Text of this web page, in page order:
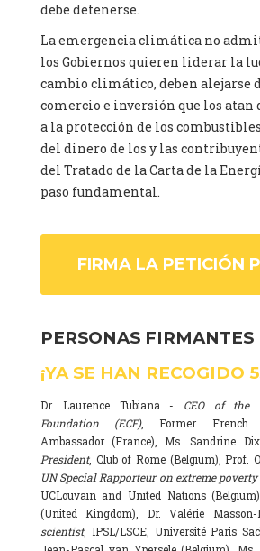
debe detenerse.
La emergencia climática no
los Gobiernos quieren liderar la
cambio climático, deben alejarse
comercio e inversión que los atan
a la protección de los
del dinero de los y las
del Tratado de la Carta de la
paso fundamental.
FIRMA LA PETICIÓN
PERSONAS FIRMANTES
¡YA SE HAN RECOGIDO
Dr. Laurence Tubiana - CEO of the
Foundation (ECF), Former French
Ambassador (France), Ms. Sandrine
President, Club of Rome (Belgium), Prof.
UN Special Rapporteur on extreme
UCLouvain and United Nations
(United Kingdom), Dr. Valérie
scientist, IPSL/LSCE, Université Paris